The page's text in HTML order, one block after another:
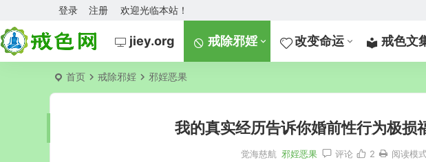
欢迎光临本站！
登录 注册
jiey.org 戒除邪婬 改变命运 戒色文
首页 戒除邪婬 邪婬恶果
我的真实经历告诉你婚前性行为极损
觉海慈航 邪婬恶果 评论 2 阅读模